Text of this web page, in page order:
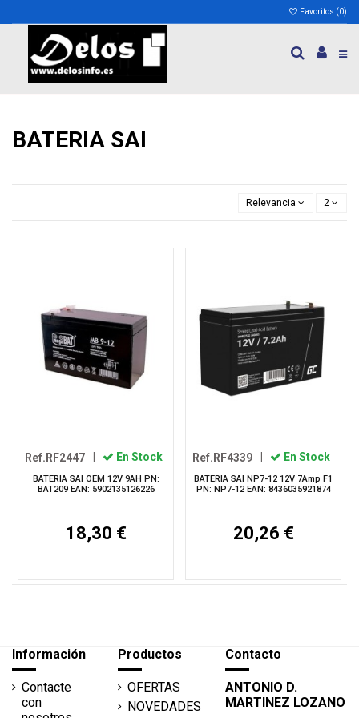
Favoritos (0)
BATERIA SAI
Relevancia 2
Ref.RF2447 En Stock
BATERIA SAI OEM 12V 9AH PN:
BAT209 EAN: 5902135126226
18,30 €
Ref.RF4339 En Stock
BATERIA SAI NP7-12 12V 7Amp F1
PN: NP7-12 EAN: 8436035921874
20,26 €
Información
Contacte
con
Productos
OFERTAS
NOVEDADES
Contacto
ANTONIO D.
MARTINEZ LOZANO